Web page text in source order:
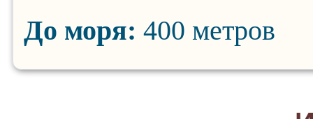
До моря: 400 метров